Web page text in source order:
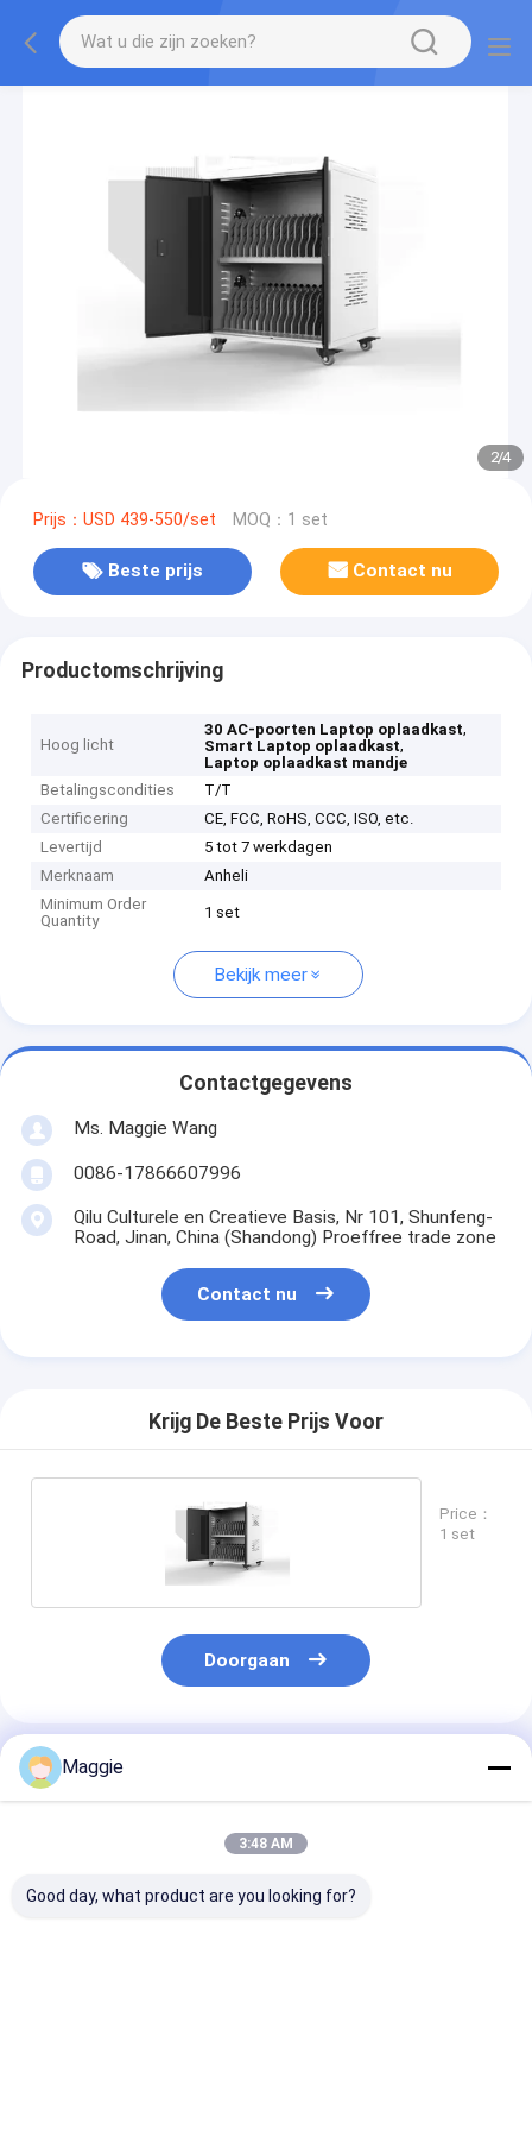
2/4
Prijs：USD 439-550/set MOQ：1 set
Beste prijs Contact nu
Productomschrijving
Hoog licht
30 AC-poorten Laptop oplaadkast,
Smart Laptop oplaadkast,
Laptop oplaadkast mandje
Betalingscondities
T/T
Certificering
CE, FCC, RoHS, CCC, ISO, etc.
Levertijd
5 tot 7 werkdagen
Merknaam
Anheli
Minimum Order
Quantity
1 set
Bekijk meer
Contactgegevens
Ms. Maggie Wang
0086-17866607996
Qilu Culturele en Creatieve Basis, Nr 101, Shunfeng-
Road, Jinan, China (Shandong) Proeffree trade zone
Contact nu
Krijg De Beste Prijs Voor
Price：
1 set
Doorgaan
Geadviseerde Producten
Maggie
3:48 AM
Good day, what product are you looking for?